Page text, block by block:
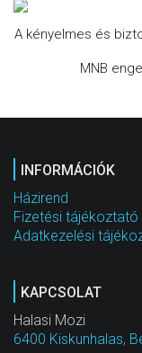
A kényelmes és
MNB
INFORMÁCIÓK
Házirend
Fizetési tájékoztató
Adatkezelési
KAPCSOLAT
Halasi Mozi
6400 Kiskunhalas,